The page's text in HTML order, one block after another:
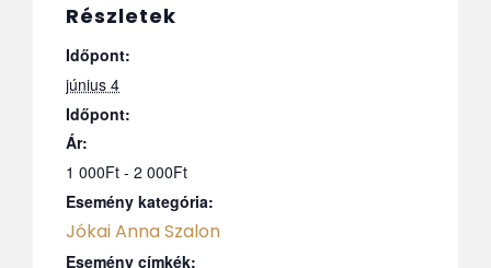
Részletek
Időpont:
június 4
Időpont:
Ár:
1 000Ft - 2 000Ft
Esemény kategória:
Jókai Anna Szalon
Esemény címkék: